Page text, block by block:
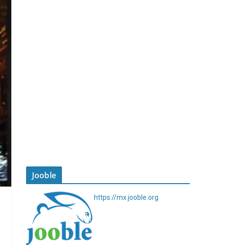
Jooble
https://mx.jooble.org